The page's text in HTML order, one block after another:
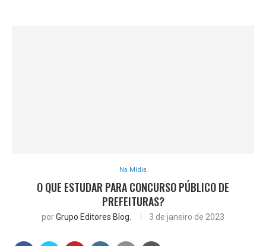
Na Mídia
O QUE ESTUDAR PARA CONCURSO PÚBLICO DE
PREFEITURAS?
porGrupo Editores Blog. 3 de janeiro de 2023